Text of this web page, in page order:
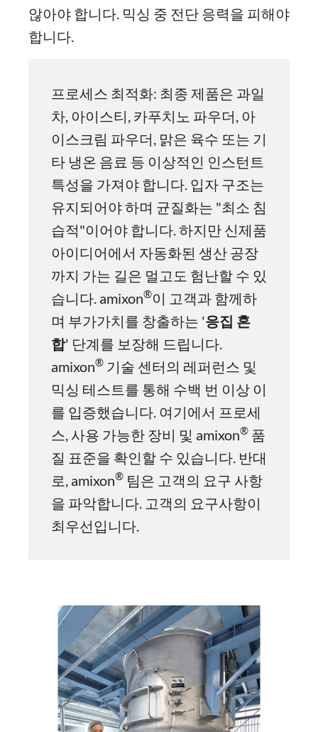
않아야 합니다. 믹싱 중 전단 응력을 피해야
합니다.
프로세스 최적화: 최종 제품은 과일
차, 아이스티, 카푸치노 파우더, 아
이스크림 파우더, 맑은 육수 또는 기
타 냉온 음료 등 이상적인 인스턴트
특성을 가져야 합니다. 입자 구조는
유지되어야 하며 균질화는 "최소 침
습적"이어야 합니다. 하지만 신제품
아이디어에서 자동화된 생산 공장
까지 가는 길은 멀고도 험난할 수 있
습니다. amixon®이 고객과 함께하
며 부가가치를 창출하는 '응집 혼
합' 단계를 보장해 드립니다.
amixon® 기술 센터의 레퍼런스 및
믹싱 테스트를 통해 수백 번 이상 이
를 입증했습니다. 여기에서 프로세
스, 사용 가능한 장비 및 amixon® 품
질 표준을 확인할 수 있습니다. 반대
로, amixon® 팀은 고객의 요구 사항
을 파악합니다. 고객의 요구사항이
최우선입니다.